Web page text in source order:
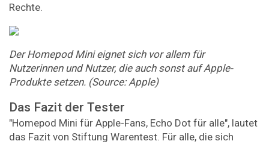
Rechte.
Der Homepod Mini eignet sich vor allem für
Nutzerinnen und Nutzer, die auch sonst auf Apple-
Produkte setzen. (Source: Apple)
Das Fazit der Tester
"Homepod Mini für Apple-Fans, Echo Dot für alle", lautet
das Fazit von Stiftung Warentest. Für alle, die sich